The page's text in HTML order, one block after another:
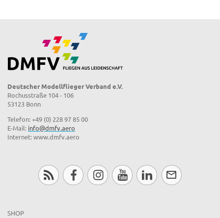
Deutscher Modellflieger Verband e.V.
Rochusstraße 104 - 106
53123 Bonn
Telefon: +49 (0) 228 97 85 00
E-Mail: info@dmfv.aero
Internet: www.dmfv.aero
SHOP